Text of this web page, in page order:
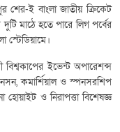
শের-ই বাংলা জাতীয় ক্রিকেট
মাঠে হতে পারে লিগ পর্বের
স্টেডিয়ামে।
ইভেন্ট অপারেশন্স
কমার্শিয়াল ও স্পনসরশিপ
হোয়াইট ও নিরাপত্তা বিশেষজ্ঞ